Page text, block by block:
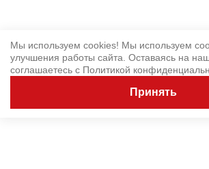
Мы используем cookies! Мы используем
улучшения работы сайта. Оставаясь на
соглашаетесь с Политикой
Принять